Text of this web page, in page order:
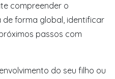
compreender o
forma global, identificar
passos com
do seu filho ou